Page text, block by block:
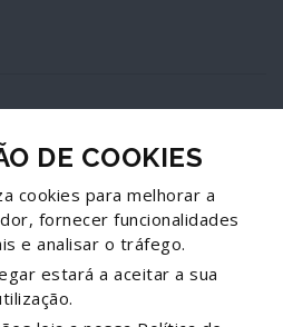
DE COOKIES
cookies para melhorar a
fornecer funcionalidades
e analisar o tráfego.
estará a aceitar a sua